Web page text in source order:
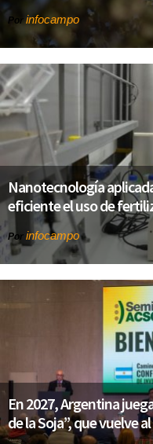
Por infocampo
Nanotecnología
eficiente el uso de
Por infocampo
En 2027, Argentina
de la Soja”, que vuelve